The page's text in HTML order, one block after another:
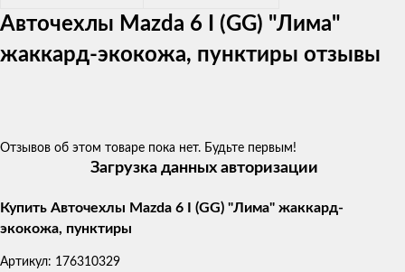
Авточехлы Mazda 6 I (GG) "Лима"
жаккард-экокожа, пунктиры отзывы
Отзывов об этом товаре пока нет. Будьте первым!
Загрузка данных авторизации
Купить Авточехлы Mazda 6 I (GG) "Лима" жаккард-
экокожа, пунктиры
Артикул: 176310329